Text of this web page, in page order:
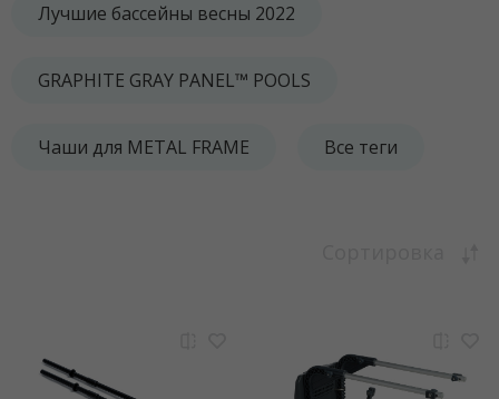
Лучшие бассейны весны 2022
GRAPHITE GRAY PANEL™ POOLS
Чаши для METAL FRAME Все теги